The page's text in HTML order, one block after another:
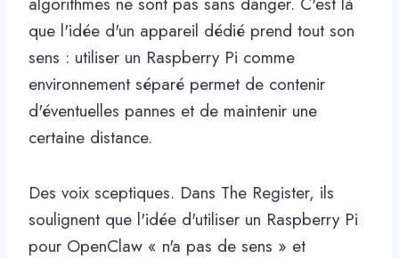
que l'idée d'un appareil dédié prend tout son
sens : utiliser un Raspberry Pi comme
environnement séparé permet de contenir
d'éventuelles pannes et de maintenir une
certaine distance.
Des voix sceptiques. Dans The Register, ils
soulignent que l'idée d'utiliser un Raspberry Pi
pour OpenClaw « n'a pas de sens » et